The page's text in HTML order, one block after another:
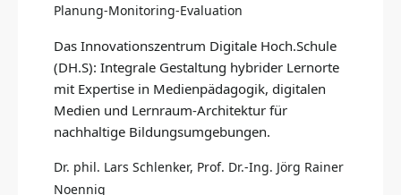
Planung-Monitoring-Evaluation
Das Innovationszentrum Digitale Hoch.Schule
(DH.S): Integrale Gestaltung hybrider Lernorte
mit Expertise in Medienpädagogik, digitalen
Medien und Lernraum-Architektur für
nachhaltige Bildungsumgebungen.
Dr. phil. Lars Schlenker, Prof. Dr.-Ing. Jörg Rainer
Noennig